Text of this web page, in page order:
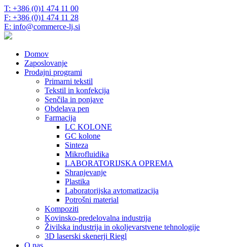
T: +386 (0)1 474 11 00
F: +386 (0)1 474 11 28
E: info@commerce-lj.si
Domov
Zaposlovanje
Prodajni programi
Primarni tekstil
Tekstil in konfekcija
Senčila in ponjave
Obdelava pen
Farmacija
LC KOLONE
GC kolone
Sinteza
Mikrofluidika
LABORATORIJSKA OPREMA
Shranjevanje
Plastika
Laboratorijska avtomatizacija
Potrošni material
Kompoziti
Kovinsko-predelovalna industrija
Živilska industrija in okoljevarstvene tehnologije
3D laserski skenerji Riegl
O nas